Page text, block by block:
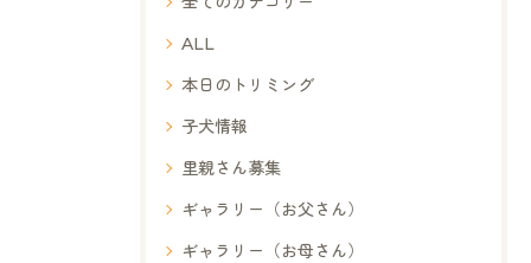
ALL
本日のトリミング
子犬情報
里親さん募集
ギャラリー（お父さん）
ギャラリー（お母さん）